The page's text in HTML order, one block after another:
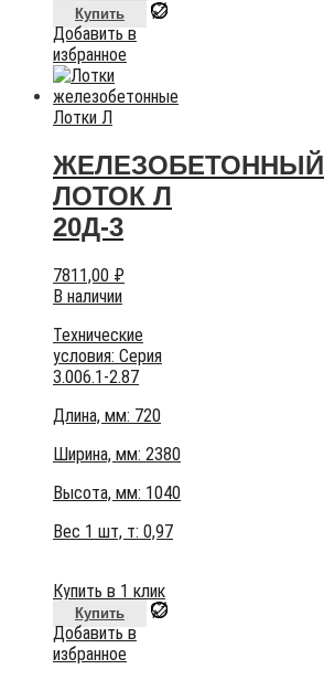
Купить
Добавить в
избранное
Лотки Л
ЖЕЛЕЗОБЕТОННЫЙ
ЛОТОК Л
20Д-3
7811,00 ₽
В наличии
Технические
условия: Серия
3.006.1-2.87
Длина, мм: 720
Ширина, мм: 2380
Высота, мм: 1040
Вес 1 шт, т: 0,97
Купить в 1 клик
Купить
Добавить в
избранное